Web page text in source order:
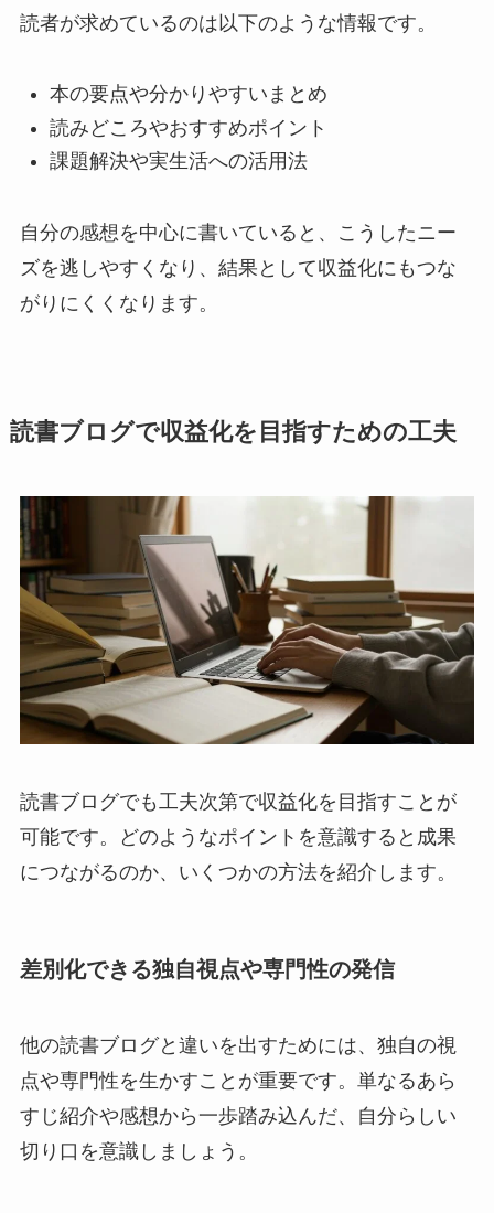
読者が求めているのは以下のような情報です。
本の要点や分かりやすいまとめ
読みどころやおすすめポイント
課題解決や実生活への活用法
自分の感想を中心に書いていると、こうしたニー
ズを逃しやすくなり、結果として収益化にもつな
がりにくくなります。
読書ブログで収益化を目指すための工夫
読書ブログでも工夫次第で収益化を目指すことが
可能です。どのようなポイントを意識すると成果
につながるのか、いくつかの方法を紹介します。
差別化できる独自視点や専門性の発信
他の読書ブログと違いを出すためには、独自の視
点や専門性を生かすことが重要です。単なるあら
すじ紹介や感想から一歩踏み込んだ、自分らしい
切り口を意識しましょう。